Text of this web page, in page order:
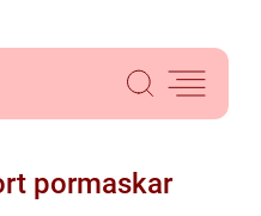
pormaskar